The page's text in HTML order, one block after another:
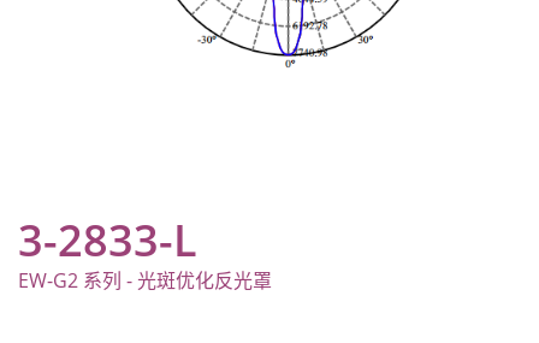
3-2833-L
EW-G2 系列 - 光斑优化反光罩